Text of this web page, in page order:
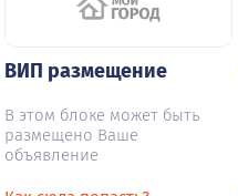
ВИП размещение
В этом блоке может быть
размещено Ваше
объявление